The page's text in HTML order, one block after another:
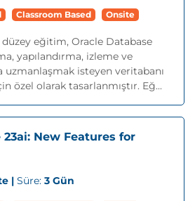
Classroom Based Onsite
eğitim, Oracle Database
yapılandırma, izleme ve
uzmanlaşmak isteyen veritabanı
özel olarak tasarlanmıştır. Eğ...
New Features for
| Süre: 3 Gün